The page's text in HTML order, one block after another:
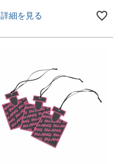
詳細を見る